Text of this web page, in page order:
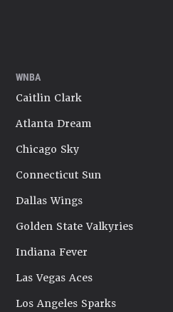
WNBA
Caitlin Clark
Atlanta Dream
Chicago Sky
Connecticut Sun
Dallas Wings
Golden State Valkyries
Indiana Fever
Las Vegas Aces
Los Angeles Sparks